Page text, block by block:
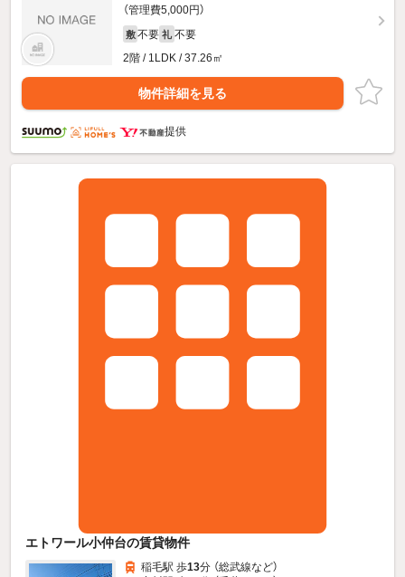
（管理費5,000円）
敷 不要 礼 不要
2階 / 1LDK / 37.26㎡
物件詳細を見る
提供
エトワール小仲台の賃貸物件
稲毛駅 歩13分 （総武線など）